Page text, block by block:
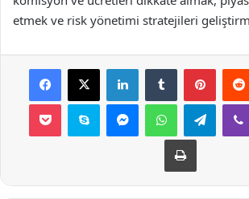
etmek ve risk yönetimi stratejileri
Facebook
X LinkedInTumblr
Pocket Skype MessengerWhatsApp
Yazdır